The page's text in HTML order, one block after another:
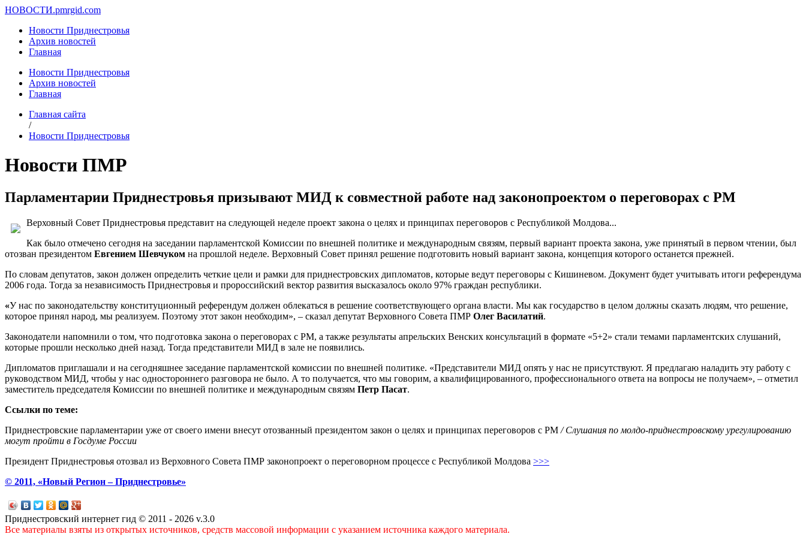
НОВОСТИ.pmrgid.com
Новости Приднестровья
Архив новостей
Главная
Новости Приднестровья
Архив новостей
Главная
Главная сайта
/
Новости Приднестровья
Новости ПМР
Парламентарии Приднестровья призывают МИД к совместной работе над законопроектом о переговорах с РМ
Верховный Совет Приднестровья представит на следующей неделе проект закона о целях и принципах переговоров с Республикой Молдова...
Как было отмечено сегодня на заседании парламентской Комиссии по внешней политике и международным связям, первый вариант проекта закона, уже принятый в первом чтении, был
отозван президентом Евгением Шевчуком на прошлой неделе. Верховный Совет принял решение подготовить новый вариант закона, концепция которого останется прежней.
По словам депутатов, закон должен определить четкие цели и рамки для приднестровских дипломатов, которые ведут переговоры с Кишиневом. Документ будет учитывать итоги референдума
2006 года. Тогда за независимость Приднестровья и пророссийский вектор развития высказалось около 97% граждан республики.
«У нас по законодательству конституционный референдум должен облекаться в решение соответствующего органа власти. Мы как государство в целом должны сказать людям, что решение,
которое принял народ, мы реализуем. Поэтому этот закон необходим», – сказал депутат Верховного Совета ПМР Олег Василатий.
Законодатели напомнили о том, что подготовка закона о переговорах с РМ, а также результаты апрельских Венских консультаций в формате «5+2» стали темами парламентских слушаний,
которые прошли несколько дней назад. Тогда представители МИД в зале не появились.
Дипломатов приглашали и на сегодняшнее заседание парламентской комиссии по внешней политике. «Представители МИД опять у нас не присутствуют. Я предлагаю наладить эту работу с
руководством МИД, чтобы у нас одностороннего разговора не было. А то получается, что мы говорим, а квалифицированного, профессионального ответа на вопросы не получаем», – отметил
заместитель председателя Комиссии по внешней политике и международным связям Петр Пасат.
Ссылки по теме:
Приднестровские парламентарии уже от своего имени внесут отозванный президентом закон о целях и принципах переговоров с РМ / Слушания по молдо-приднестровскому урегулированию
могут пройти в Госдуме России
Президент Приднестровья отозвал из Верховного Совета ПМР законопроект о переговорном процессе с Республикой Молдова >>>
© 2011, «Новый Регион – Приднестровье»
Приднестровский интернет гид © 2011 - 2026 v.3.0
Все материалы взяты из открытых источников, средств массовой информации с указанием источника каждого материала.